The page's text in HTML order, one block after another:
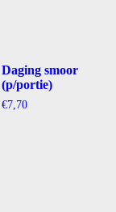
Daging smoor
(p/portie)
€7,70